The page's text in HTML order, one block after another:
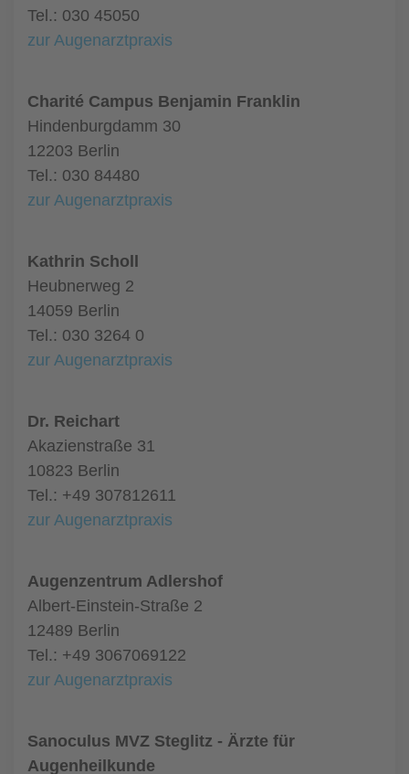
Tel.: 030 45050
zur Augenarztpraxis
Charité Campus Benjamin Franklin
Hindenburgdamm 30
12203 Berlin
Tel.: 030 84480
zur Augenarztpraxis
Kathrin Scholl
Heubnerweg 2
14059 Berlin
Tel.: 030 3264 0
zur Augenarztpraxis
Dr. Reichart
Akazienstraße 31
10823 Berlin
Tel.: +49 307812611
zur Augenarztpraxis
Augenzentrum Adlershof
Albert-Einstein-Straße 2
12489 Berlin
Tel.: +49 3067069122
zur Augenarztpraxis
Sanoculus MVZ Steglitz - Ärzte für
Augenheilkunde